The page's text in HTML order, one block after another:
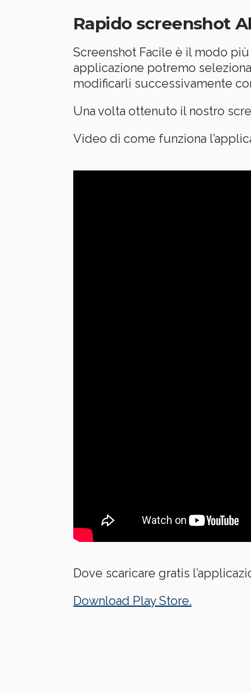
Rapido screenshot
Screenshot Facile è il modo
applicazione potremo
modificarli successivamente
Una volta ottenuto il nostro
Video di come funziona
Dove scaricare gratis
Download Play Store.